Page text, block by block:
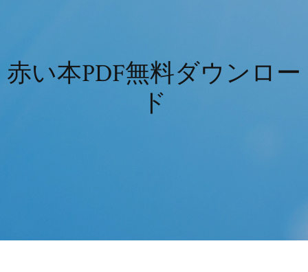
赤い本PDF無料ダウンロー
ド